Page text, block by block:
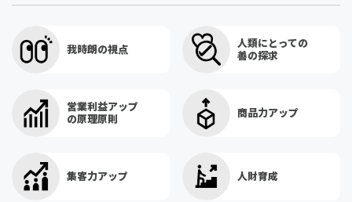
我時朗の視点
人類にとっての
善の探求
営業利益アップ
の原理原則
商品力アップ
集客力アップ 人財育成